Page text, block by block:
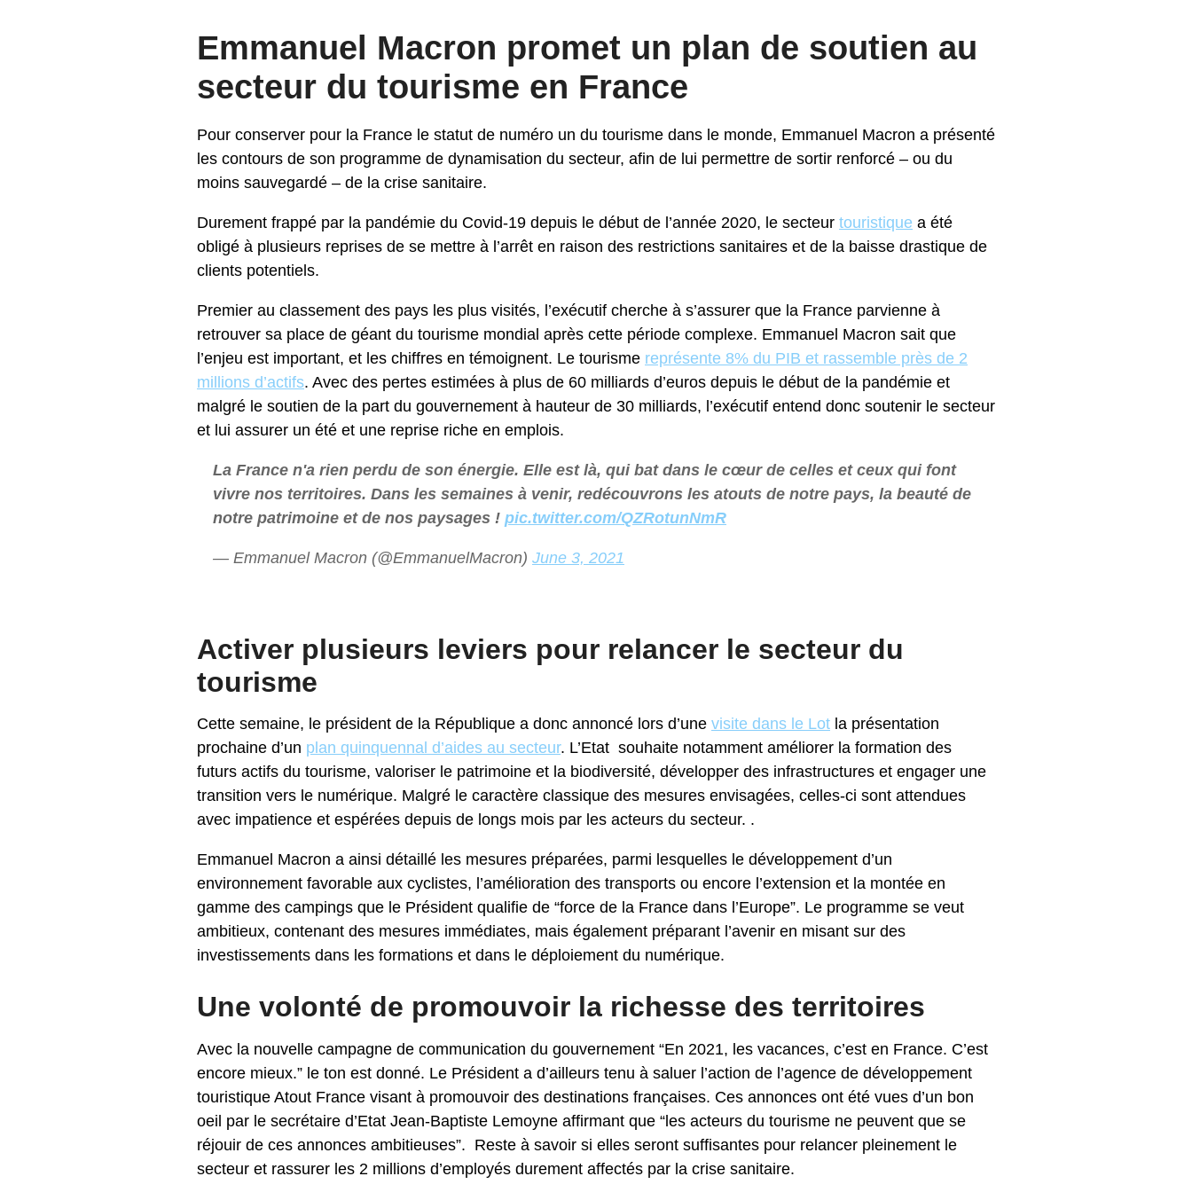
Emmanuel Macron promet un plan de soutien au
secteur du tourisme en France
Pour conserver pour la France le statut de numéro un du tourisme dans le monde, Emmanuel Macron a présenté
les contours de son programme de dynamisation du secteur, afin de lui permettre de sortir renforcé – ou du
moins sauvegardé – de la crise sanitaire.
Durement frappé par la pandémie du Covid-19 depuis le début de l’année 2020, le secteur touristique a été
obligé à plusieurs reprises de se mettre à l’arrêt en raison des restrictions sanitaires et de la baisse drastique de
clients potentiels.
Premier au classement des pays les plus visités, l’exécutif cherche à s’assurer que la France parvienne à
retrouver sa place de géant du tourisme mondial après cette période complexe. Emmanuel Macron sait que
l’enjeu est important, et les chiffres en témoignent. Le tourisme représente 8% du PIB et rassemble près de 2
millions d’actifs. Avec des pertes estimées à plus de 60 milliards d’euros depuis le début de la pandémie et
malgré le soutien de la part du gouvernement à hauteur de 30 milliards, l’exécutif entend donc soutenir le secteur
et lui assurer un été et une reprise riche en emplois.
La France n'a rien perdu de son énergie. Elle est là, qui bat dans le cœur de celles et ceux qui font
vivre nos territoires. Dans les semaines à venir, redécouvrons les atouts de notre pays, la beauté de
notre patrimoine et de nos paysages ! pic.twitter.com/QZRotunNmR
— Emmanuel Macron (@EmmanuelMacron) June 3, 2021
Activer plusieurs leviers pour relancer le secteur du
tourisme
Cette semaine, le président de la République a donc annoncé lors d’une visite dans le Lot la présentation
prochaine d’un plan quinquennal d’aides au secteur. L’Etat souhaite notamment améliorer la formation des
futurs actifs du tourisme, valoriser le patrimoine et la biodiversité, développer des infrastructures et engager une
transition vers le numérique. Malgré le caractère classique des mesures envisagées, celles-ci sont attendues
avec impatience et espérées depuis de longs mois par les acteurs du secteur. .
Emmanuel Macron a ainsi détaillé les mesures préparées, parmi lesquelles le développement d’un
environnement favorable aux cyclistes, l’amélioration des transports ou encore l’extension et la montée en
gamme des campings que le Président qualifie de “force de la France dans l’Europe”. Le programme se veut
ambitieux, contenant des mesures immédiates, mais également préparant l’avenir en misant sur des
investissements dans les formations et dans le déploiement du numérique.
Une volonté de promouvoir la richesse des territoires
Avec la nouvelle campagne de communication du gouvernement “En 2021, les vacances, c’est en France. C’est
encore mieux.” le ton est donné. Le Président a d’ailleurs tenu à saluer l’action de l’agence de développement
touristique Atout France visant à promouvoir des destinations françaises. Ces annonces ont été vues d’un bon
oeil par le secrétaire d’Etat Jean-Baptiste Lemoyne affirmant que “les acteurs du tourisme ne peuvent que se
réjouir de ces annonces ambitieuses”. Reste à savoir si elles seront suffisantes pour relancer pleinement le
secteur et rassurer les 2 millions d’employés durement affectés par la crise sanitaire.